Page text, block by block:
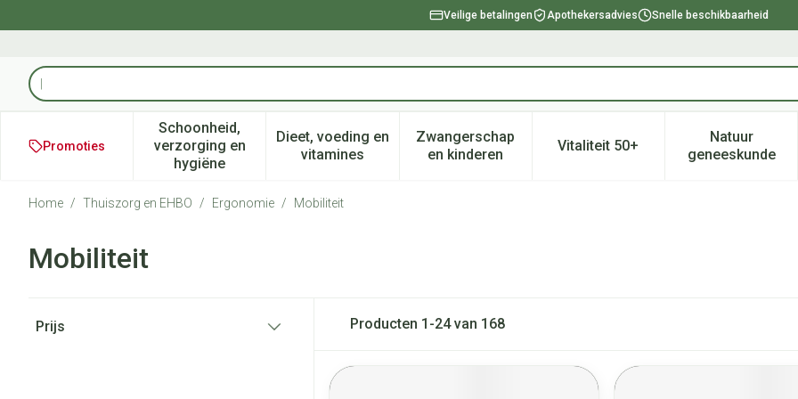
Veilige betalingen Apothekersadvies Snelle beschikbaarheid
Product, merk, categorie...
Promoties
Schoonheid,
verzorging en
hygiëne
Toon submenu voor Schoonheid, verzorging en hygiëne categorie
Dieet, voeding en
vitaminesToon submenu voor Dieet, voeding en vitamines categorie
Zwangerschap
en kinderenToon submenu voor Zwangerschap en kinderen
Vitaliteit 50+Toon submenu voor Vitaliteit
Natuur
geneeskunde
Toon
Home / Thuiszorg en EHBO / Ergonomie / Mobiliteit
Mobiliteit
Prijs
Producten 1 -24van 168